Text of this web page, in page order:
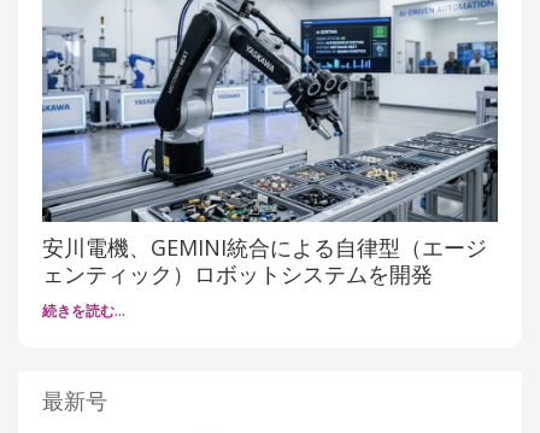
安川電機、GEMINI統合による自律型（エージ
ェンティック）ロボットシステムを開発
続きを読む…
最新号